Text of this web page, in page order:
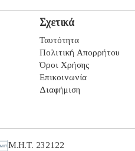
Σχετικά
Ταυτότητα
Πολιτική Απορρήτου
Όροι Χρήσης
Επικοινωνία
Διαφήμιση
Μ.Η.Τ. 232122